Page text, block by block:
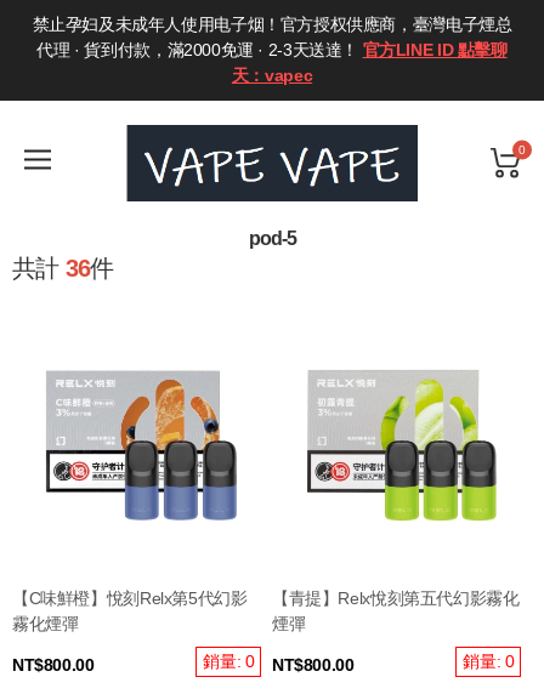
禁止孕妇及未成年人使用电子烟！官方授权供應商，臺灣电子煙总
代理 · 貨到付款，滿2000免運 · 2-3天送達！ 官方LINE ID 點擊聊
天：vapec
0
pod-5
共計 36件
【C味鮮橙】悅刻Relx第5代幻影
霧化煙彈
NT$800.00 銷量: 0
【青提】Relx悅刻第五代幻影霧化
煙彈
NT$800.00 銷量: 0